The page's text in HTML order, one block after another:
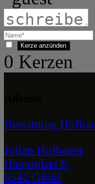
0 Kerzen
Bestattung
Julian Hofbauer
Hauptplatz 6,
3542 Gföhl